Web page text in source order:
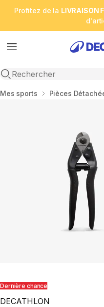
Profitez de la LIVRAISON
Menu
Open search
Accueil
Mes sports Pièces
Dernière chance
DECATHLON